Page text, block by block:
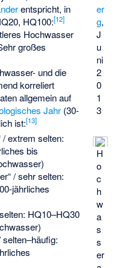
er
g,
J
u
ni
2
0
1
3
H
o
c
h
w
a
s
s
er
entspricht, in
HQ100:[12]
Hochwasser
großes
und die
korreliert
allgemein auf
Jahr(30-
ist:[13]
extrem selten:
bis
/ sehr selten:
jährliches
HQ10–HQ30
selten–häufig: